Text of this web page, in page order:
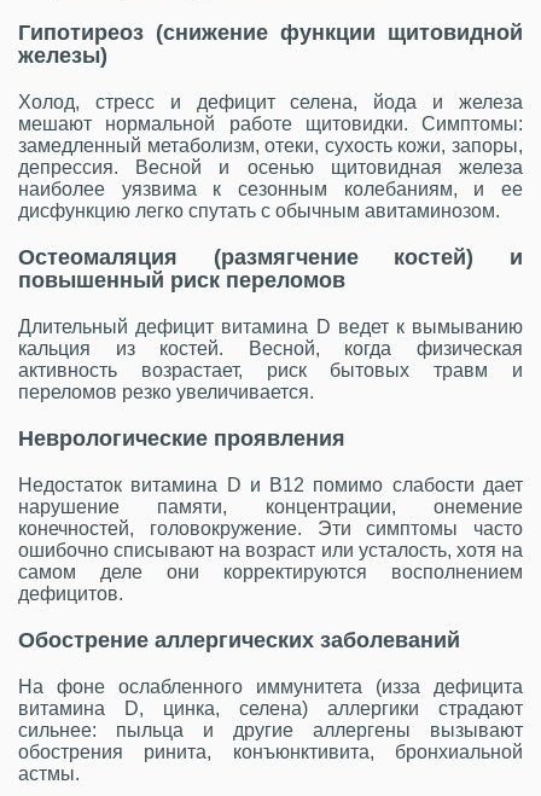
Гипотиреоз (снижение функции щитовидной
железы)
Холод, стресс и дефицит селена, йода и железа
мешают нормальной работе щитовидки. Симптомы:
замедленный метаболизм, отеки, сухость кожи, запоры,
депрессия. Весной и осенью щитовидная железа
наиболее уязвима к сезонным колебаниям, и ее
дисфункцию легко спутать с обычным авитаминозом.
Остеомаляция (размягчение костей) и
повышенный риск переломов
Длительный дефицит витамина D ведет к вымыванию
кальция из костей. Весной, когда физическая
активность возрастает, риск бытовых травм и
переломов резко увеличивается.
Неврологические проявления
Недостаток витамина D и B12 помимо слабости дает
нарушение памяти, концентрации, онемение
конечностей, головокружение. Эти симптомы часто
ошибочно списывают на возраст или усталость, хотя на
самом деле они корректируются восполнением
дефицитов.
Обострение аллергических заболеваний
На фоне ослабленного иммунитета (изза дефицита
витамина D, цинка, селена) аллергики страдают
сильнее: пыльца и другие аллергены вызывают
обострения ринита, конъюнктивита, бронхиальной
астмы.